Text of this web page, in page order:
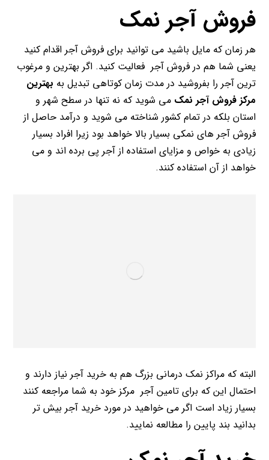
فروش آجر نمک
هر زمان که مایل باشید می توانید برای فروش آجر اقدام کنید
یعنی شما هم در فروش آجر فعالیت کنید. اگر بهترین و مرغوب
ترین آجر را بفروشید در مدت زمان کوتاهی تبدیل به بهترین
مرکز فروش آجر نمکمی شوید که نه تنها در سطح شهر و
استان بلکه در تمام کشور شناخته می شوید و درآمد حاصل از
فروش آجر های نمکی بسیار بالا خواهد بود زیرا افراد بسیار
زیادی به خواص و مزایای استفاده از آجر پی برده اند و می
خواهد از آن استفاده کنند.
البته که مراکز نمک درمانی بزرگ هم به خرید آجر نیاز دارند و
احتمال این که برای تامین آجر مرکز خود به شما مراجعه کنند
بسیار زیاد است اگر می خواهید در مورد خرید آجر بیش تر
بدانید بند پایین را مطالعه نمایید.